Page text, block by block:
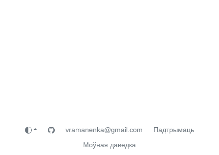
vramanenka@gmail.com
Падтрымаць
Моўная даведка